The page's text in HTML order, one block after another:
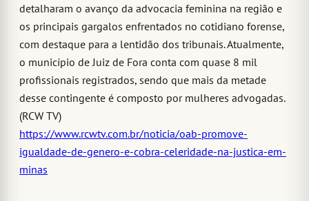
detalharam o avanço da advocacia feminina na região e
os principais gargalos enfrentados no cotidiano forense,
com destaque para a lentidão dos tribunais. Atualmente,
o município de Juiz de Fora conta com quase 8 mil
profissionais registrados, sendo que mais da metade
desse contingente é composto por mulheres advogadas.
(RCW TV)
https://www.rcwtv.com.br/noticia/oab-promove-
igualdade-de-genero-e-cobra-celeridade-na-justica-em-
minas